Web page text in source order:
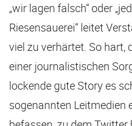
„wir lagen falsch“ oder
Riesensauerei“ leitet
viel zu verhärtet. So hart,
einer journalistischen
lockende gute Story es
sogenannten